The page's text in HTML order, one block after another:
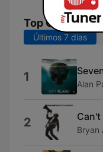
Top Canciones
Últimos 7 días
1 Alan
2 Bryan